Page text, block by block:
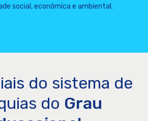
social, econômica e ambiental.
do sistema de
do Grau